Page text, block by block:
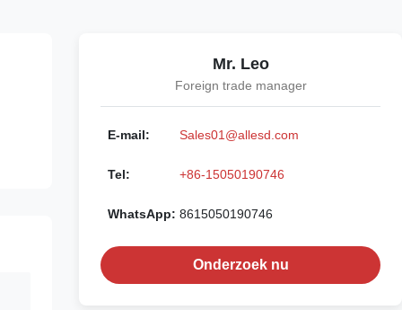
Mr. Leo
Foreign trade manager
E-mail: Sales01@allesd.com
Tel: +86-15050190746
WhatsApp: 8615050190746
Onderzoek nu